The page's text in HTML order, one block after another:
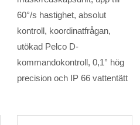
60°/s hastighet, absolut
kontroll, koordinatfrågan,
utökad Pelco D-
kommandokontroll, 0,1° hög
precision och IP 66 vattentätt